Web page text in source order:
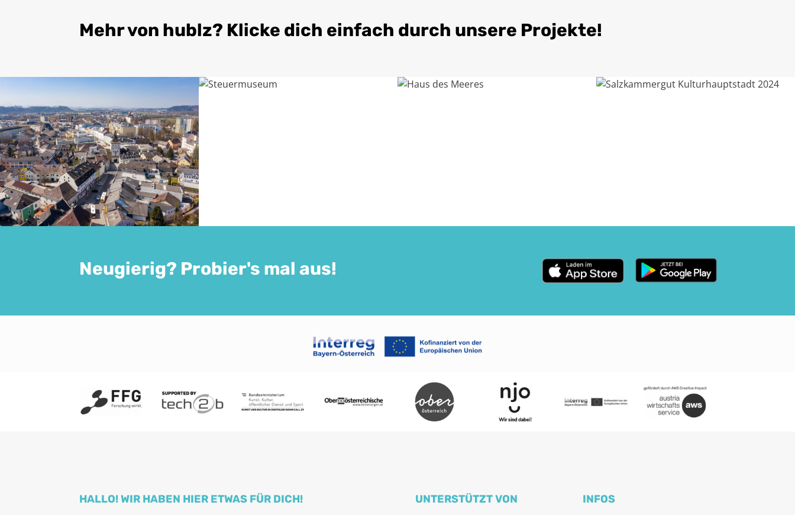
Mehr von hublz? Klicke dich einfach durch unsere Projekte!
Neugierig? Probier's mal aus!
HALLO! WIR HABEN HIER ETWAS FÜR DICH! UNTERSTÜTZT VON INFOS